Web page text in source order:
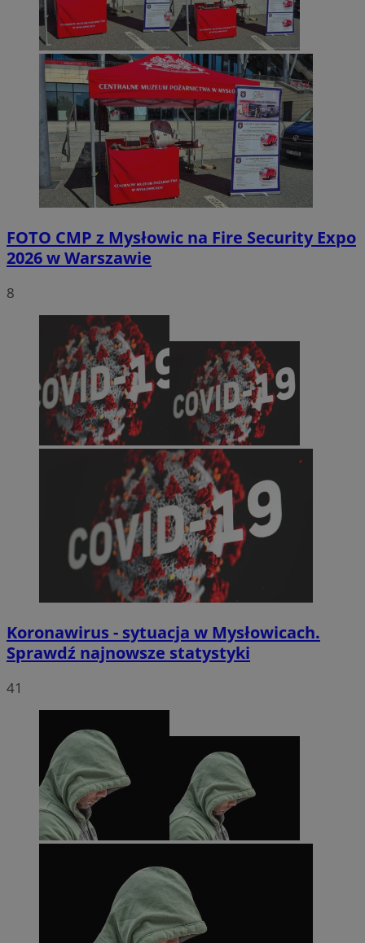
FOTO CMP z Mysłowic na Fire Security Expo
2026 w Warszawie
8
Koronawirus - sytuacja w Mysłowicach.
Sprawdź najnowsze statystyki
41